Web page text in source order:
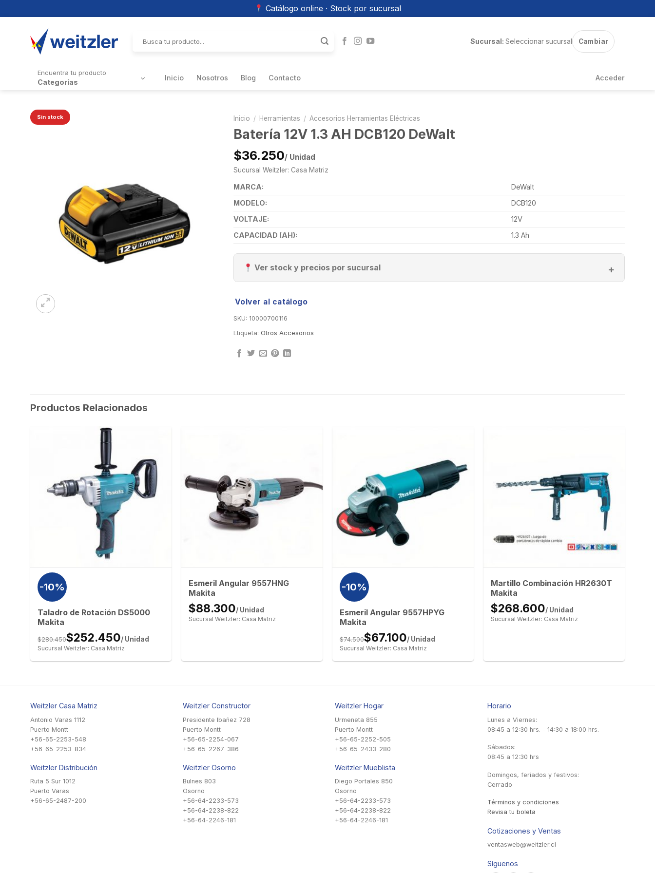
Catálogo online · Stock por sucursal
por:
Sucursal: Seleccionar sucursal Cambiar
Encuentra tu producto
Categorías Inicio Nosotros Blog Contacto Acceder
Sin stock Inicio / Herramientas / Accesorios Herramientas Eléctricas
Batería 12V 1.3 AH DCB120 DeWalt
$36.250/ Unidad
Sucursal Weitzler: Casa Matriz
MARCA:
DeWalt
MODELO:
DCB120
VOLTAJE:
12V
CAPACIDAD (AH):
1.3 Ah
Ver stock y precios por sucursal
Volver al catálogo
SKU: 10000700116
Etiqueta: Otros Accesorios
Productos Relacionados
-10%
Taladro de Rotación DS5000
Makita
$280.450$252.450/ Unidad
Sucursal Weitzler: Casa Matriz
Esmeril Angular 9557HNG
Makita
$88.300/ Unidad
Sucursal Weitzler: Casa Matriz
-10%
Esmeril Angular 9557HPYG
Makita
$74.500$67.100/ Unidad
Sucursal Weitzler: Casa Matriz
Martillo Combinación HR2630T
Makita
$268.600/ Unidad
Sucursal Weitzler: Casa Matriz
Weitzler Casa Matriz
Antonio Varas 1112
Puerto Montt
+56-65-2253-548
+56-65-2253-834
Weitzler Distribución
Ruta 5 Sur 1012
Puerto Varas
+56-65-2487-200
Weitzler Constructor
Presidente Ibañez 728
Puerto Montt
+56-65-2254-067
+56-65-2267-386
Weitzler Osorno
Bulnes 803
Osorno
+56-64-2233-573
+56-64-2238-822
+56-64-2246-181
Weitzler Hogar
Urmeneta 855
Puerto Montt
+56-65-2252-505
+56-65-2433-280
Weitzler Mueblista
Diego Portales 850
Osorno
+56-64-2233-573
+56-64-2238-822
+56-64-2246-181
Horario
Lunes a Viernes:
08:45 a 12:30 hrs. - 14:30 a 18:00 hrs.
Sábados:
08:45 a 12:30 hrs
Domingos, feriados y festivos:
Cerrado
Términos y condiciones
Revisa tu boleta
Cotizaciones y Ventas
ventasweb@weitzler.cl
Síguenos